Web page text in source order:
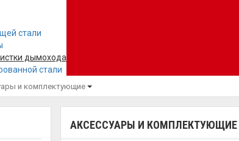
стали
дымохода
стали
и комплектующие
АКСЕССУАРЫ И КОМПЛЕКТУЮЩИЕ